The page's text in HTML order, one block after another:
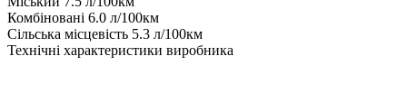
Комбіновані 6.0 л/100км
Сільська місцевість 5.3 л/100км
Технічні характеристики виробника